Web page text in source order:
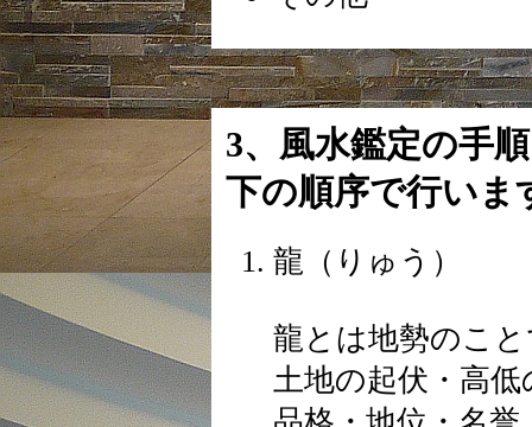
3、風水鑑定の手
下の順序で行いま
龍（りゅう）
龍とは地勢のこ
土地の起伏・高